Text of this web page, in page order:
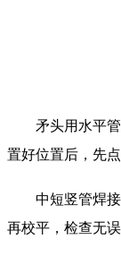
矛头用水平管
置好位置后，先
中短竖管焊接
再校平，检查无误